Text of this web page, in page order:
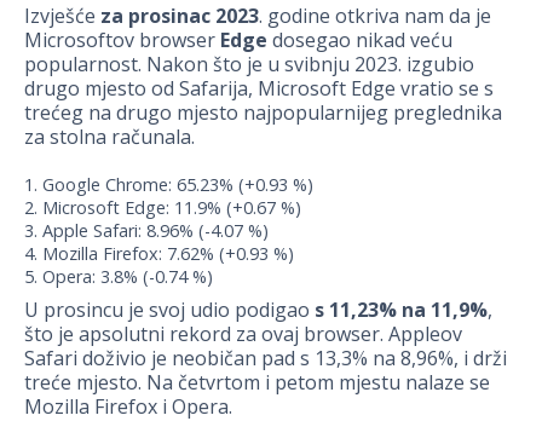
Izvješće za prosinac 2023. godine otkriva nam da je
Microsoftov browser Edge dosegao nikad veću
popularnost. Nakon što je u svibnju 2023. izgubio
drugo mjesto od Safarija, Microsoft Edge vratio se s
trećeg na drugo mjesto najpopularnijeg preglednika
za stolna računala.
Google Chrome: 65.23% (+0.93 %)
Microsoft Edge: 11.9% (+0.67 %)
Apple Safari: 8.96% (-4.07 %)
Mozilla Firefox: 7.62% (+0.93 %)
Opera: 3.8% (-0.74 %)
U prosincu je svoj udio podigao s 11,23% na 11,9%,
što je apsolutni rekord za ovaj browser. Appleov
Safari doživio je neobičan pad s 13,3% na 8,96%, i drži
treće mjesto. Na četvrtom i petom mjestu nalaze se
Mozilla Firefox i Opera.